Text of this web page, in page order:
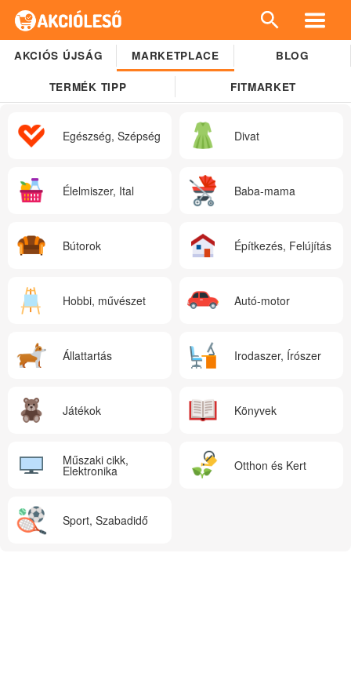
AKCIÓS ÚJSÁG MARKETPLACE BLOG
TERMÉK TIPP FITMARKET
Egészség, Szépség Divat
Élelmiszer, Ital Baba-mama
Bútorok Építkezés, Felújítás
Hobbi, művészet Autó-motor
Állattartás Irodaszer, Írószer
Játékok Könyvek
Műszaki cikk,
Elektronika Otthon és Kert
Sport, Szabadidő